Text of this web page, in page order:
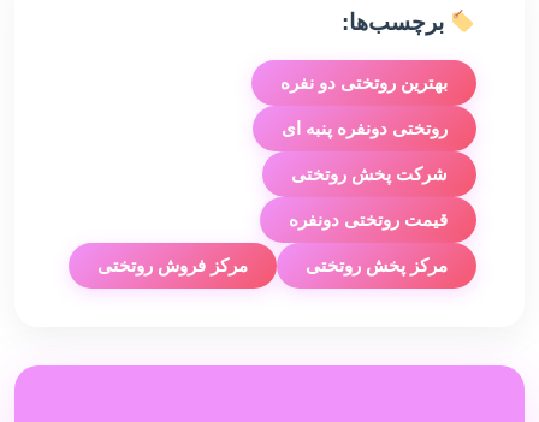
برچسب‌ها:
بهترین روتختی دو نفره
روتختی دونفره پنبه ای
شرکت پخش روتختی
قیمت روتختی دونفره
مرکز پخش روتختی مرکز فروش روتختی